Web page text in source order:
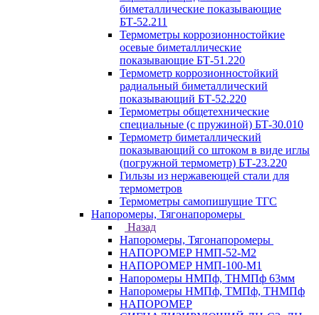
биметаллические показывающие
БТ-52.211
Термометры коррозионностойкие
осевые биметаллические
показывающие БТ-51.220
Термометр коррозионностойкий
радиальный биметаллический
показывающий БТ-52.220
Термометры общетехнические
специальные (с пружиной) БТ-30.010
Термометр биметаллический
показывающий со штоком в виде иглы
(погружной термометр) БТ-23.220
Гильзы из нержавеющей стали для
термометров
Термометры самопишущие ТГС
Напоромеры, Тягонапоромеры
Назад
Напоромеры, Тягонапоромеры
НАПОРОМЕР НМП-52-М2
НАПОРОМЕР НМП-100-М1
Напоромеры НМПф, ТНМПф 63мм
Напоромеры НМПф, ТМПф, ТНМПф
НАПОРОМЕР